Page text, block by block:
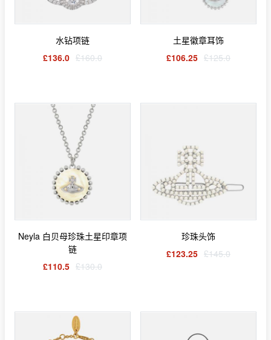
水钻项链
£136.0 £160.0
土星徽章耳饰
£106.25 £125.0
Neyla 白贝母珍珠土星印章项
链
£110.5 £130.0
珍珠头饰
£123.25 £145.0